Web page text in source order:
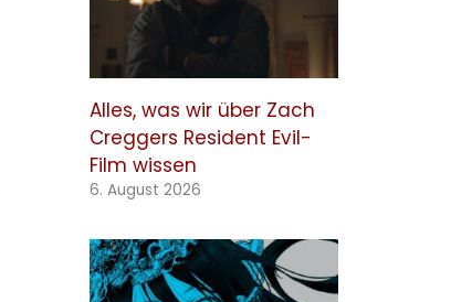
Alles, was wir über Zach
Creggers Resident Evil-
Film wissen
6. August 2026